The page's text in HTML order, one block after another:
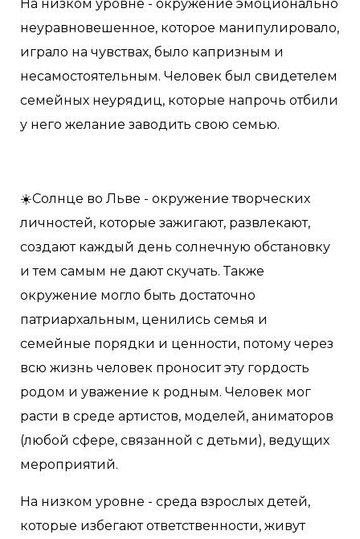
На низком уровне - окружение эмоционально
неуравновешенное, которое манипулировало,
играло на чувствах, было капризным и
несамостоятельным. Человек был свидетелем
семейных неурядиц, которые напрочь отбили
у него желание заводить свою семью.
☀️Солнце во Льве - окружение творческих
личностей, которые зажигают, развлекают,
создают каждый день солнечную обстановку
и тем самым не дают скучать. Также
окружение могло быть достаточно
патриархальным, ценились семья и
семейные порядки и ценности, потому через
всю жизнь человек проносит эту гордость
родом и уважение к родным. Человек мог
расти в среде артистов, моделей, аниматоров
(любой сфере, связанной с детьми), ведущих
мероприятий.
На низком уровне - среда взрослых детей,
которые избегают ответственности, живут